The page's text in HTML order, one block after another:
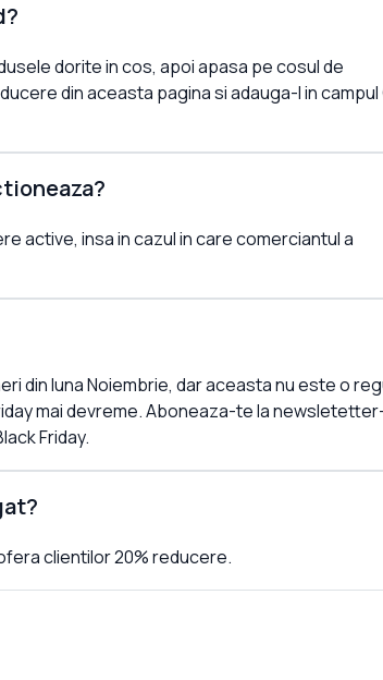
dorite in cos, apoi apasa pe cosul de
din aceasta pagina si adauga-l in campul
active, insa in cazul in care comerciantul a
din luna Noiembrie, dar aceasta nu este o
mai devreme. Aboneaza-te la
Friday.
clientilor 20% reducere.